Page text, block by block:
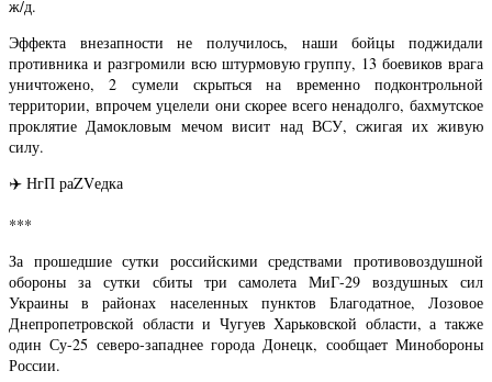
ж/д.
Эффекта внезапности не получилось, наши бойцы поджидали
противника и разгромили всю штурмовую группу, 13 боевиков врага
уничтожено, 2 сумели скрыться на временно подконтрольной
территории, впрочем уцелели они скорее всего ненадолго, бахмутское
проклятие Дамокловым мечом висит над ВСУ, сжигая их живую
силу.
✈️ НгП раZVедка
***
За прошедшие сутки российскими средствами противовоздушной
обороны за сутки сбиты три самолета МиГ-29 воздушных сил
Украины в районах населенных пунктов Благодатное, Лозовое
Днепропетровской области и Чугуев Харьковской области, а также
один Су-25 северо-западнее города Донецк, сообщает Минобороны
России.